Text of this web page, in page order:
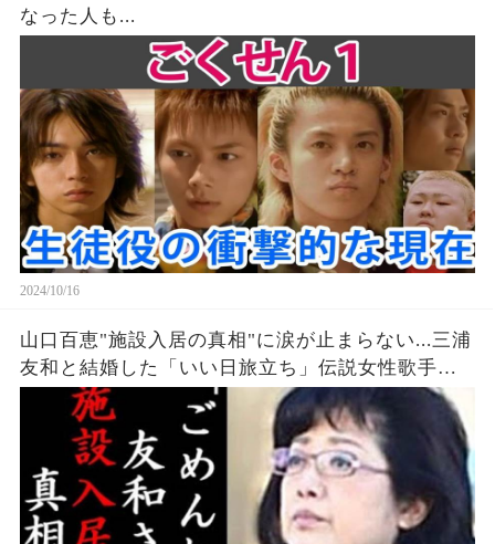
なった人も...
2024/10/16
山口百恵"施設入居の真相"に涙が止まらない...三浦
友和と結婚した「いい日旅立ち」伝説女性歌手の